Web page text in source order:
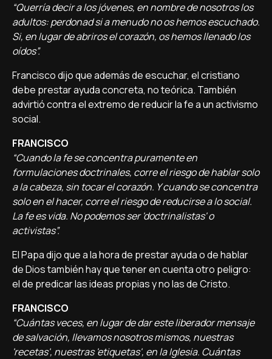
“Querría decir a los jóvenes, en nombre de nosotros los
adultos: perdonad si a menudo no os hemos escuchado.
Si, en lugar de abriros el corazón, os hemos llenado los
oídos”.
Francisco dijo que además de escuchar, el cristiano
debe prestar ayuda concreta, no teórica. También
advirtió contra el extremo de reducir la fe a un activismo
social.
FRANCISCO
“Cuando la fe se concentra puramente en
formulaciones doctrinales, corre el riesgo de hablar solo
a la cabeza, sin tocar el corazón. Y cuando se concentra
solo en el hacer, corre el riesgo de reducirse a lo social.
La fe es vida. No podemos ser 'doctrinalistas' o
activistas”.
El Papa dijo que a la hora de prestar ayuda o de hablar
de Dios también hay que tener en cuenta otro peligro:
el de predicar las ideas propias y no las de Cristo.
FRANCISCO
“Cuántas veces, en lugar de dar este liberador mensaje
de salvación, llevamos nosotros mismos, nuestras
'recetas', nuestras 'etiquetas', en la Iglesia. Cuántas